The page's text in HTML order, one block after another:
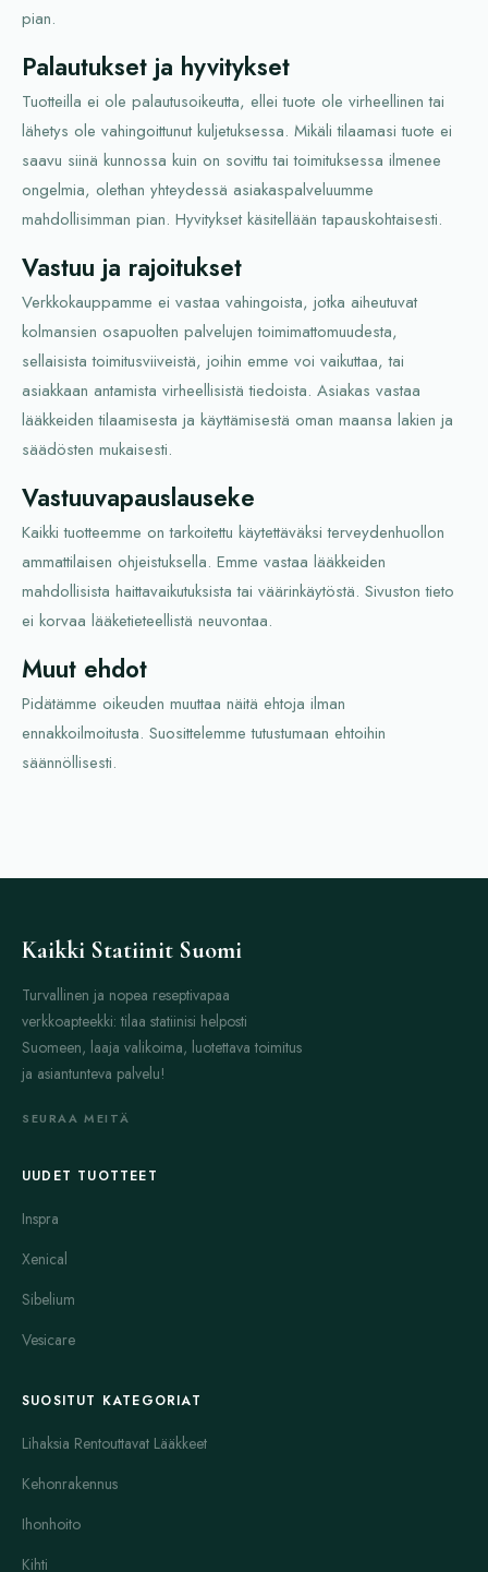
pian.
Palautukset ja hyvitykset
Tuotteilla ei ole palautusoikeutta, ellei tuote ole virheellinen tai
lähetys ole vahingoittunut kuljetuksessa. Mikäli tilaamasi tuote ei
saavu siinä kunnossa kuin on sovittu tai toimituksessa ilmenee
ongelmia, olethan yhteydessä asiakaspalveluumme
mahdollisimman pian. Hyvitykset käsitellään tapauskohtaisesti.
Vastuu ja rajoitukset
Verkkokauppamme ei vastaa vahingoista, jotka aiheutuvat
kolmansien osapuolten palvelujen toimimattomuudesta,
sellaisista toimitusviiveistä, joihin emme voi vaikuttaa, tai
asiakkaan antamista virheellisistä tiedoista. Asiakas vastaa
lääkkeiden tilaamisesta ja käyttämisestä oman maansa lakien ja
säädösten mukaisesti.
Vastuuvapauslauseke
Kaikki tuotteemme on tarkoitettu käytettäväksi terveydenhuollon
ammattilaisen ohjeistuksella. Emme vastaa lääkkeiden
mahdollisista haittavaikutuksista tai väärinkäytöstä. Sivuston tieto
ei korvaa lääketieteellistä neuvontaa.
Muut ehdot
Pidätämme oikeuden muuttaa näitä ehtoja ilman
ennakkoilmoitusta. Suosittelemme tutustumaan ehtoihin
säännöllisesti.
Kaikki Statiinit Suomi
Turvallinen ja nopea reseptivapaa
verkkoapteekki: tilaa statiinisi helposti
Suomeen, laaja valikoima, luotettava toimitus
ja asiantunteva palvelu!
SEURAA MEITÄ
UUDET TUOTTEET
Inspra
Xenical
Sibelium
Vesicare
SUOSITUT KATEGORIAT
Lihaksia Rentouttavat Lääkkeet
Kehonrakennus
Ihonhoito
Kihti